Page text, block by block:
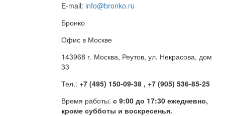
E-mail: info@bronko.ru
Бронко
Офис в Москве
143968 г. Москва, Реутов, ул. Некрасова, дом
33
Тел.: +7 (495) 150-09-38 , +7 (905) 536-85-25
Время работы: с 9:00 до 17:30 ежедневно,
кроме субботы и воскресенья.